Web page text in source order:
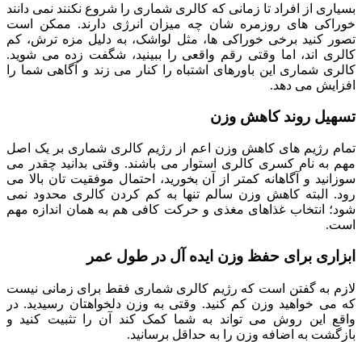
بسیاری از افراد تا زمانی که کالری شماری را شروع نکنند نمی دانند
خوراکی های روزمره شان چه میزان انرژی دارند. ممکن است
تصور کنید برخی خوراکی ها، مثل لواشک، به دلیل مزه ترش، کم
کالری اند، اما وقتی رقم واقعی را ببینید، شگفت زده می شوید.
کالری شماری این باورهای اشتباه را کنار می زند و آگاهی شما را
افزایش می دهد.
تسهیل روند کاهش وزن
تمام رژیم های کاهش وزن اعم از رژیم کالری شماری بر یک اصل
مهم به نام کسری کالری استوار می باشند. وقتی بدانید چقدر می
سوزانید و آگاهانه کمتر از آن بخورید، احتمال موفقیت تان بالا می
رود. البته کاهش وزن سالم تنها به کم کردن کالری محدود نمی
شود؛ انتخاب غذاهای مغذی و حرکت کافی هم به همان اندازه مهم
است.
ابزاری برای حفظ وزن ایده آل در طول عمر
لازم به گفتن است که رژیم کالری شماری فقط برای زمانی نیست
که می خواهید وزن کم کنید. وقتی به وزن دلخواهتان رسیدید. در
واقع این روش می تواند به شما کمک کند آن را تثبیت کنید و
بازگشت به اضافه وزن را به حداقل برسانید.